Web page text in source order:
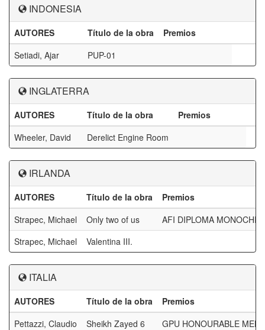
INDONESIA
AUTORES Título de la obra
Premios
Setiadi, Ajar
PUP-01
INGLATERRA
AUTORES Título de la obra
Premios
Wheeler, David
Derelict Engine Room
IRLANDA
AUTORES Título de la obra
Premios
Strapec, Michael
Only two of us
AFI DIPLOMA
Strapec, Michael
Valentina III.
ITALIA
AUTORES Título de la obra
Premios
Pettazzi, Claudio
Sheikh Zayed 6 GPU HONOURABLE